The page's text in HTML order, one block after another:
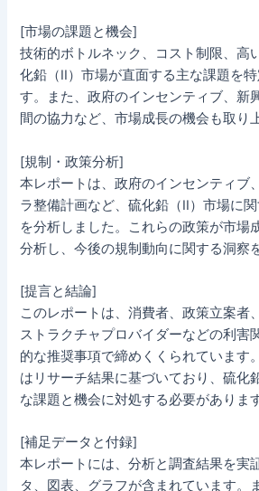
[市場の課題と機会]
技術的ボトルネック、コスト制限、高
化鉛（II）市場が直面する主な課題を
す。また、政府のインセンティブ、新
間の協力など、市場成長の機会も取り
[規制・政策分析]
本レポートは、政府のインセンティブ
ラ整備計画など、硫化鉛（II）市場に
を分析しました。これらの政策が市場
分析し、今後の規制動向に関する洞察
[提言と結論]
このレポートは、消費者、政策立案者
ストラクチャプロバイダーなどの利害
的な推奨事項で締めくくられています
はリサーチ結果に基づいており、硫化
な課題と機会に対処する必要があります
[補足データと付録]
本レポートには、分析と調査結果を実
タ、図表、グラフが含まれています。